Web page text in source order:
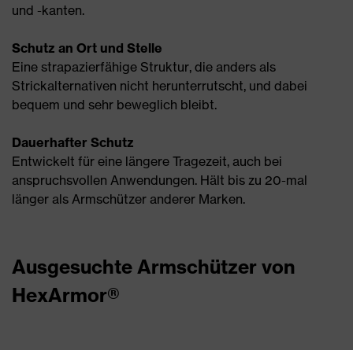
und -kanten.
Schutz an Ort und Stelle
Eine strapazierfähige Struktur, die anders als
Strickalternativen nicht herunterrutscht, und dabei
bequem und sehr beweglich bleibt.
Dauerhafter Schutz
Entwickelt für eine längere Tragezeit, auch bei
anspruchsvollen Anwendungen. Hält bis zu 20-mal
länger als Armschützer anderer Marken.
Ausgesuchte Armschützer von
HexArmor®